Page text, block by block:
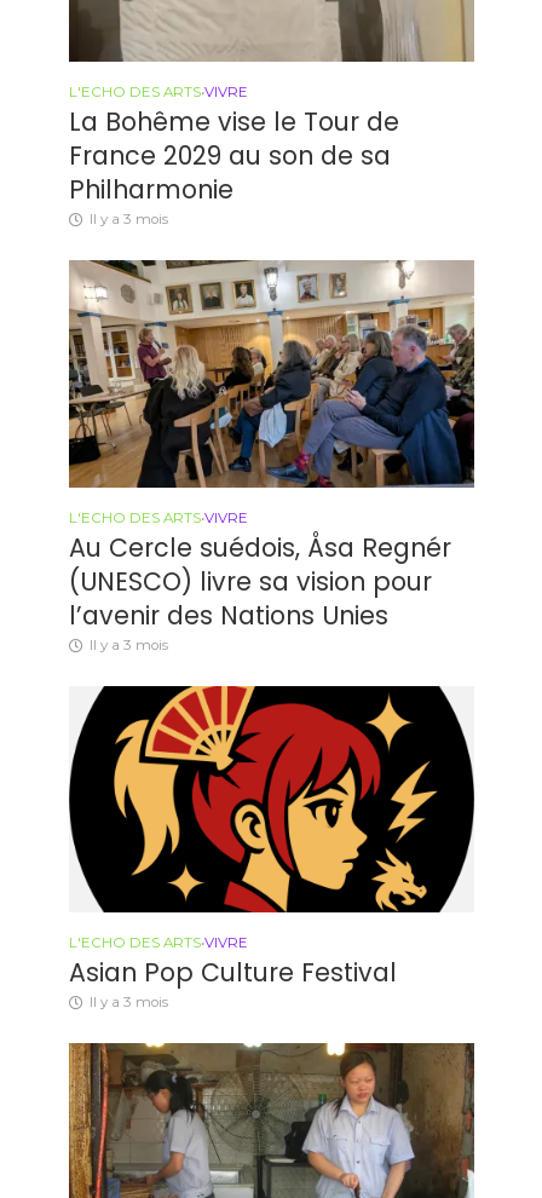
L'ECHO DES ARTS•VIVRE
La Bohême vise le Tour de
France 2029 au son de sa
Philharmonie
Il y a 3 mois
L'ECHO DES ARTS•VIVRE
Au Cercle suédois, Åsa Regnér
(UNESCO) livre sa vision pour
l’avenir des Nations Unies
Il y a 3 mois
L'ECHO DES ARTS•VIVRE
Asian Pop Culture Festival
Il y a 3 mois